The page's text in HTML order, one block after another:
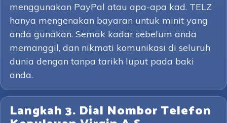
menggunakan PayPal atau apa-apa kad. TELZ
hanya mengenakan bayaran untuk minit yang
anda gunakan. Semak kadar sebelum anda
memanggil, dan nikmati komunikasi di seluruh
dunia dengan tanpa tarikh luput pada baki
anda.
Langkah 3. Dial Nombor Telefon